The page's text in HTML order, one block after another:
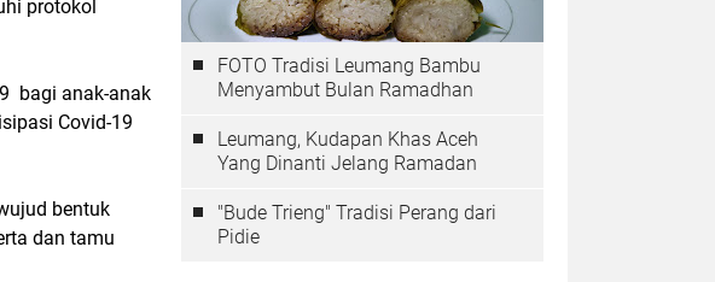
protokol
bagi anak-anak
Covid-19
bentuk
dan tamu
FOTO Tradisi Leumang Bambu
Menyambut Bulan Ramadhan
Leumang, Kudapan Khas Aceh
Yang Dinanti Jelang Ramadan
"Bude Trieng" Tradisi Perang dari
Pidie